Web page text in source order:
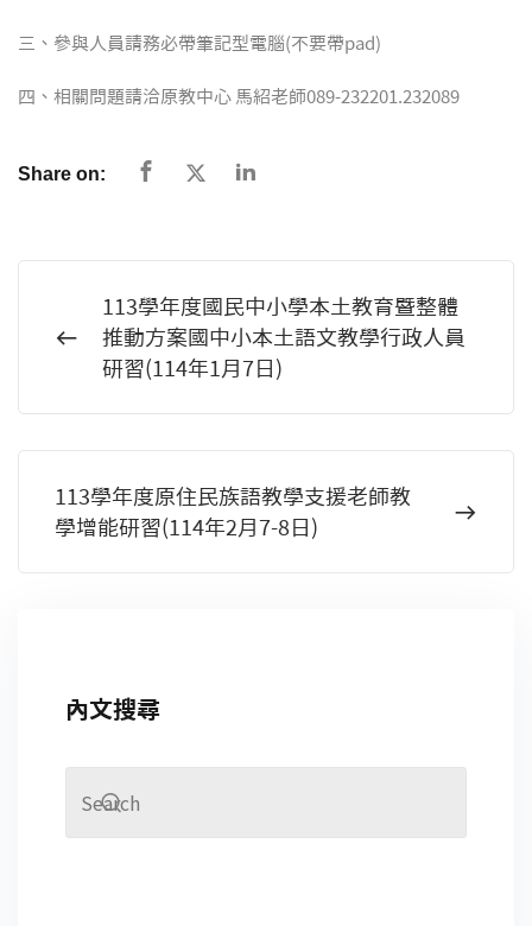
三、參與人員請務必帶筆記型電腦(不要帶pad)
四、相關問題請洽原教中心 馬紹老師089-232201.232089
Share on:
113學年度國民中小學本土教育暨整體
推動方案國中小本土語文教學行政人員
研習(114年1月7日)
113學年度原住民族語教學支援老師教
學增能研習(114年2月7-8日)
內文搜尋